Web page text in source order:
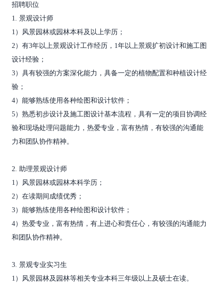
招聘职位
1. 景观设计师
1）风景园林或园林本科及以上学历；
2）有3年以上景观设计工作经历，1年以上景观扩初设计和施工图
设计经验；
3）具有较强的方案深化能力，具备一定的植物配置和种植设计经
验；
4）能够熟练使用各种绘图和设计软件；
5）熟悉初步设计及施工图设计基本流程，具有一定的项目协调经
验和现场处理问题能力，热爱专业，富有热情，有较强的沟通能
力和团队协作精神。
2. 助理景观设计师
1）风景园林或园林本科学历；
2）在读期间成绩优秀；
3）能够熟练使用各种绘图和设计软件；
4）热爱专业，富有热情，有上进心和责任心，有较强的沟通能力
和团队协作精神。
3. 景观专业实习生
1）风景园林及园林等相关专业本科三年级以上及硕士在读。